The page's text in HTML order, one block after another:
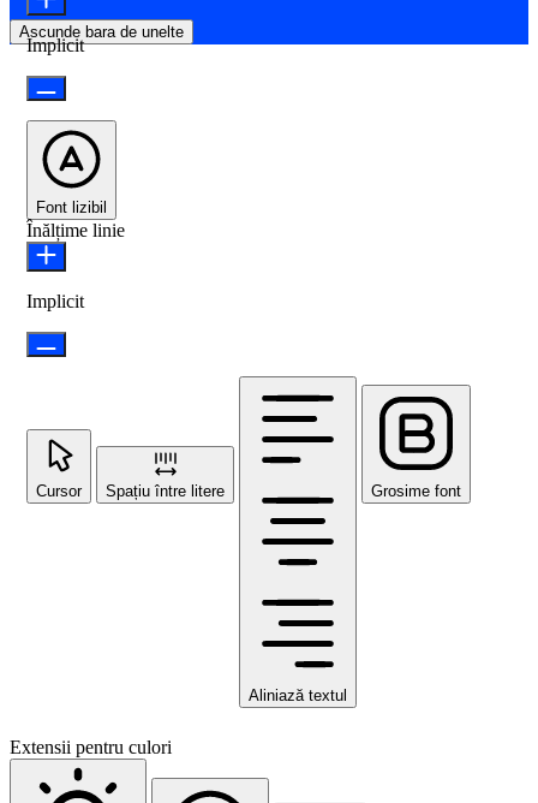
Ascunde bara de unelte
Implicit
Font lizibil
Înălțime linie
Implicit
Cursor Spațiu între litere
Aliniază textul
Grosime font
Extensii pentru culori